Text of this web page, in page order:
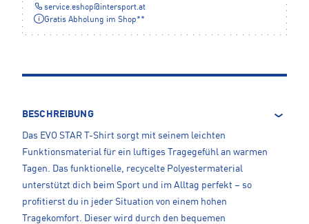
service.eshop@intersport.at
Gratis Abholung im Shop**
BESCHREIBUNG
Das EVO STAR T-Shirt sorgt mit seinem leichten
Funktionsmaterial für ein luftiges Tragegefühl an warmen
Tagen. Das funktionelle, recycelte Polyestermaterial
unterstützt dich beim Sport und im Alltag perfekt – so
profitierst du in jeder Situation von einem hohen
Tragekomfort. Dieser wird durch den bequemen